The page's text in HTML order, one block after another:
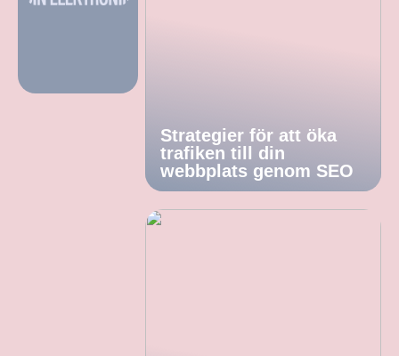
Strategier för att öka
trafiken till din
webbplats genom SEO